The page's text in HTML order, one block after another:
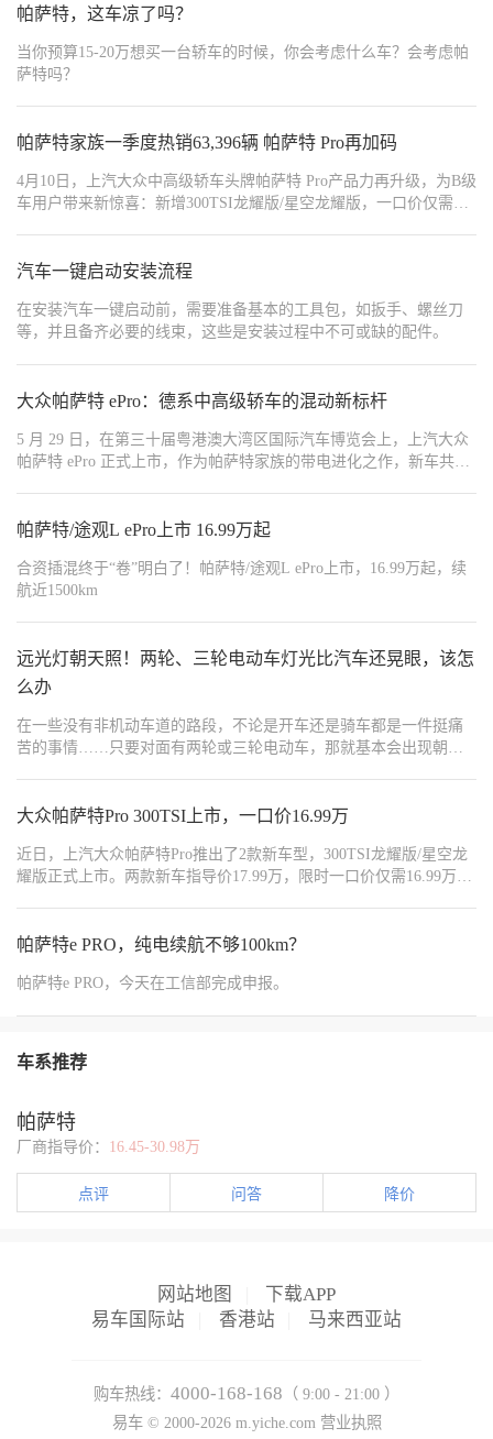
帕萨特，这车凉了吗？
当你预算15-20万想买一台轿车的时候，你会考虑什么车？会考虑帕
萨特吗？
帕萨特家族一季度热销63,396辆 帕萨特 Pro再加码
4月10日，上汽大众中高级轿车头牌帕萨特 Pro产品力再升级，为B级
车用户带来新惊喜：新增300TSI龙耀版/星空龙耀版，一口价仅需
舱，“加量不加价“，为消费者带来超值购车体验。
汽车一键启动安装流程
在安装汽车一键启动前，需要准备基本的工具包，如扳手、螺丝刀
等，并且备齐必要的线束，这些是安装过程中不可或缺的配件。
大众帕萨特 ePro：德系中高级轿车的混动新标杆
5 月 29 日，在第三十届粤港澳大湾区国际汽车博览会上，上汽大众
帕萨特 ePro 正式上市，作为帕萨特家族的带电进化之作，新车共推
高 7000 元置换补贴、2 年 8 万 0 息金融方案、免费家用充电桩及安
格为商务人士和家庭用户带来了兼具德系品质、超低能耗与智能舒
享的全能混动出行新选择。
帕萨特/途观L ePro上市 16.99万起
合资插混终于“卷”明白了！帕萨特/途观L ePro上市，16.99万起，续
航近1500km
远光灯朝天照！两轮、三轮电动车灯光比汽车还晃眼，该怎
么办
在一些没有非机动车道的路段，不论是开车还是骑车都是一件挺痛
苦的事情……只要对面有两轮或三轮电动车，那就基本会出现朝天
大众帕萨特Pro 300TSI上市，一口价16.99万
近日，上汽大众帕萨特Pro推出了2款新车型，300TSI龙耀版/星空龙
耀版正式上市。两款新车指导价17.99万，限时一口价仅需16.99万。
帕萨特e PRO，纯电续航不够100km？
帕萨特e PRO，今天在工信部完成申报。
车系推荐
帕萨特
厂商指导价： 16.45-30.98万
点评 问答 降价
网站地图
下载APP
易车国际站
香港站 马来西亚站
购车热线： 4000-168-168 （ 9:00 - 21:00 ）
易车 © 2000-2026m.yiche.com 营业执照